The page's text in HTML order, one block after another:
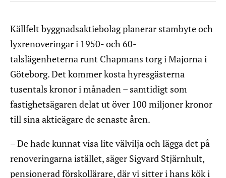
Källfelt byggnadsaktiebolag planerar stambyte och
lyxrenoveringar i 1950- och 60-
talslägenheterna runt Chapmans torg i Majorna i
Göteborg. Det kommer kosta hyresgästerna
tusentals kronor i månaden – samtidigt som
fastighetsägaren delat ut över 100 miljoner kronor
till sina aktieägare de senaste åren.
– De hade kunnat visa lite välvilja och lägga det på
renoveringarna istället, säger Sigvard Stjärnhult,
pensionerad förskollärare, där vi sitter i hans kök i